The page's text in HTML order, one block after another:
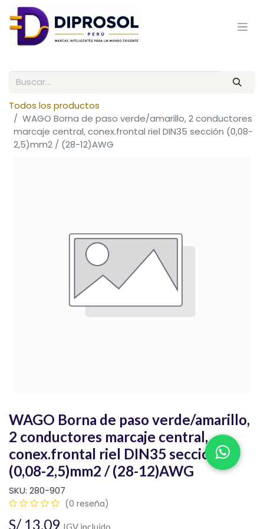
Todos los productos
WAGO Borna de paso verde/amarillo, 2 conductores
marcaje central, conex.frontal riel DIN35 sección (0,08-
2,5)mm2 / (28-12)AWG
WAGO Borna de paso verde/amarillo,
2 conductores marcaje central,
conex.frontal riel DIN35 sección
(0,08-2,5)mm2 / (28-12)AWG
SKU: 280-907
(0 reseña)
S/ 13.09 IGV incluido